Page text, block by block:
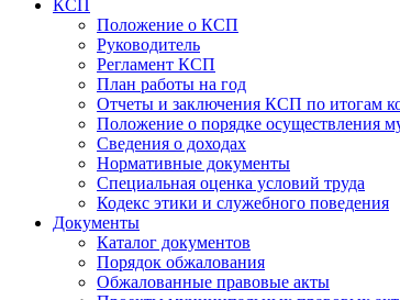
КСП
Положение о КСП
Руководитель
Регламент КСП
План работы на год
Отчеты и заключения КСП по итогам
Положение о порядке осуществления
Сведения о доходах
Нормативные документы
Специальная оценка условий труда
Кодекс этики и служебного поведения
Документы
Каталог документов
Порядок обжалования
Обжалованные правовые акты